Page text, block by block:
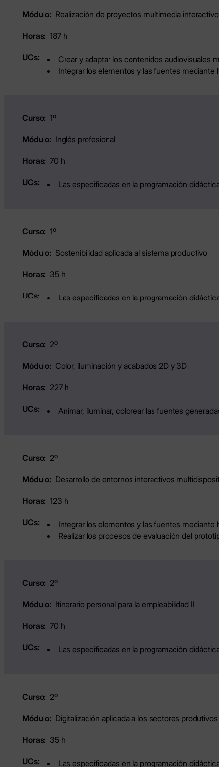
Realización de proyectos multimedia
187 h
Crear y adaptar los contenidos audiovisuales
Integrar los elementos y las fuentes mediante
1º
Inglés profesional
70 h
Las especificadas en la programación
1º
Sostenibilidad aplicada al sistema productivo
35 h
Las especificadas en la programación
2º
Color, iluminación y acabados 2D y 3D
227 h
Animar, iluminar, colorear las fuentes
2º
Desarrollo de entornos interactivos
123 h
Integrar los elementos y las fuentes mediante
Realizar los procesos de evaluación del
2º
Itinerario personal para la empleabilidad II
70 h
Las especificadas en la programación
2º
Digitalización aplicada a los sectores produtivos
35 h
Las especificadas en la programación